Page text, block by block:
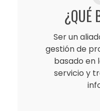
¿QUÉ
Ser un
gestión de
basado en
servicio y